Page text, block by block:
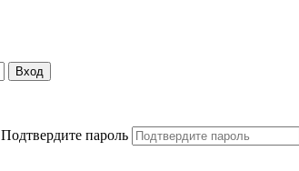
Вход
Подтвердите пароль